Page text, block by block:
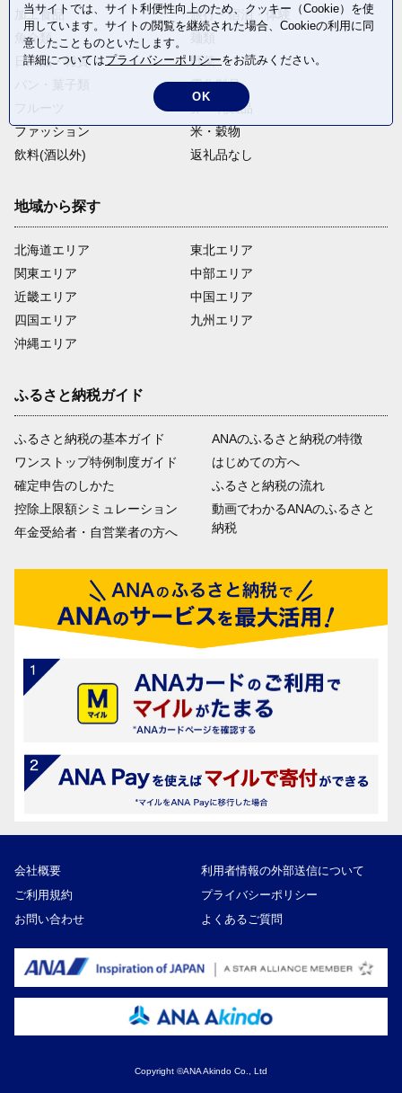
加工食品
旅行・宿泊・体験
魚介類
日用品・雑貨
野菜
電化製品
卵・乳製品
ファッション
米・穀物
飲料(酒以外)
返礼品なし
地域から探す
北海道エリア
関東エリア
近畿エリア
四国エリア
沖縄エリア
東北エリア
中部エリア
中国エリア
九州エリア
ふるさと納税ガイド
ふるさと納税の基本ガイド
ワンストップ特例制度ガイド
確定申告のしかた
控除上限額シミュレーション
年金受給者・自営業者の方へ
ANAのふるさと納税の特徴
はじめての方へ
ふるさと納税の流れ
動画でわかるANAのふるさと
納税
会社概要
利用者情報の外部送信について
ご利用規約
プライバシーポリシー
お問い合わせ
よくあるご質問
Copyright ©ANA Akindo Co., Ltd
当サイトでは、サイト利便性向上のため、クッキー（Cookie）を使
用しています。サイトの閲覧を継続された場合、Cookieの利用に同
意したことものといたします。
詳細についてはプライバシーポリシーをお読みください。
OK